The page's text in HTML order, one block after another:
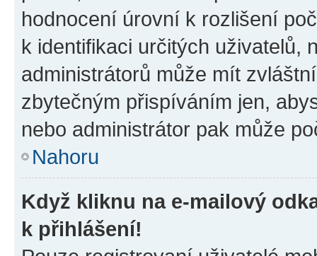
hodnocení úrovní k rozlišení
k identifikaci určitých uživatelů,
administrátorů může mít
zbytečným přispíváním jen,
nebo administrátor pak může
Nahoru
Když kliknu na e-mailový
k přihlášení!